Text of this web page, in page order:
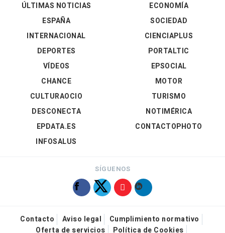
ÚLTIMAS NOTICIAS
ESPAÑA
INTERNACIONAL
DEPORTES
VÍDEOS
ECONOMÍA
SOCIEDAD
CIENCIAPLUS
PORTALTIC
EPSOCIAL
CHANCE
CULTURAOCIO
DESCONECTA
EPDATA.ES
INFOSALUS
MOTOR
TURISMO
NOTIMÉRICA
CONTACTOPHOTO
SÍGUENOS
Contacto Aviso legal
Cumplimiento normativo
Oferta de servicios
Política de Cookies